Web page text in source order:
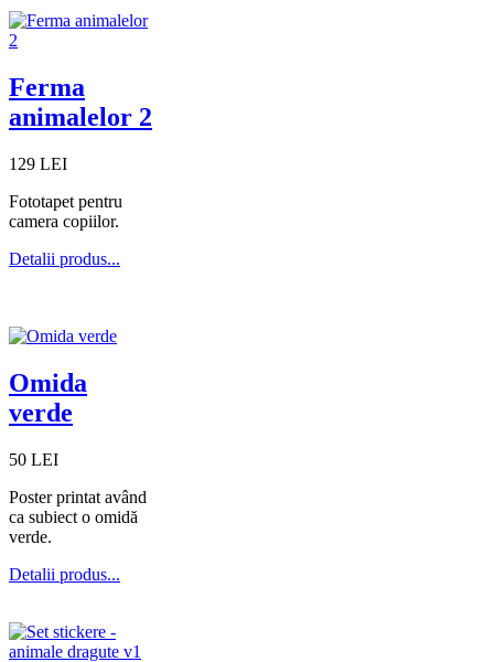
Ferma
animalelor 2
129 LEI
Fototapet pentru
camera copiilor.
Detalii produs...
Omida
verde
50 LEI
Poster printat având
ca subiect o omidă
verde.
Detalii produs...